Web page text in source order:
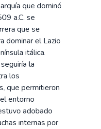
que dominó
a.C. se
que se
dominar el Lazio
itálica.
la
los
que permitieron
entorno
adobado
internas por